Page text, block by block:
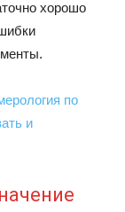
хорошо
по
и